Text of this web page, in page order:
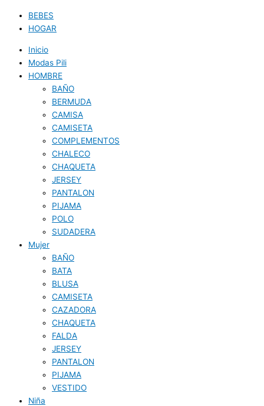
BEBES
HOGAR
Inicio
Modas Pili
HOMBRE
BAÑO
BERMUDA
CAMISA
CAMISETA
COMPLEMENTOS
CHALECO
CHAQUETA
JERSEY
PANTALON
PIJAMA
POLO
SUDADERA
Mujer
BAÑO
BATA
BLUSA
CAMISETA
CAZADORA
CHAQUETA
FALDA
JERSEY
PANTALON
PIJAMA
VESTIDO
Niña